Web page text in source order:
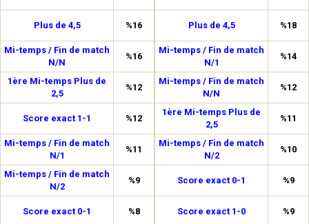
Plus de 4,5 %16
Mi-temps / Fin de match
N/N
%16
1ère Mi-temps Plus de
2,5
%12
Score exact 1-1 %12
Mi-temps / Fin de match
N/1
%11
Mi-temps / Fin de match
N/2
%9
Score exact 0-1 %8
Plus de 4,5 %18
Mi-temps / Fin de match
N/1
%14
Mi-temps / Fin de match
N/N
%12
1ère Mi-temps Plus de
2,5
%11
Mi-temps / Fin de match
N/2
%10
Score exact 0-1 %9
Score exact 1-0 %9